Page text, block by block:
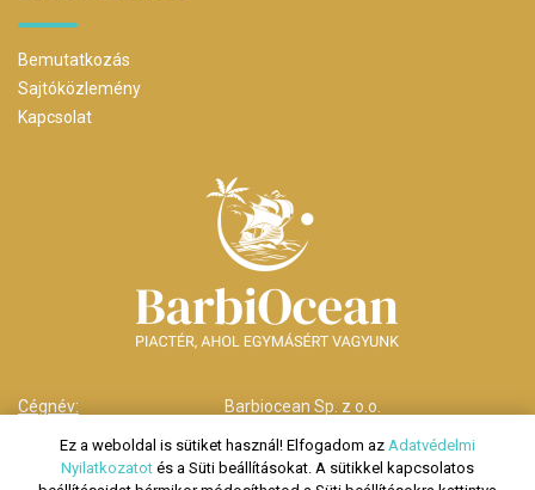
Bemutatkozás
Sajtóközlemény
Kapcsolat
Cégnév:
Barbiocean Sp. z o.o.
ul. Długa nr 29
Telefonszám:
HU: +36 70 278 9279
Ez a weboldal is sütiket használ! Elfogadom az Adatvédelmi
Nyilatkozatot és a Süti beállításokat. A sütikkel kapcsolatos